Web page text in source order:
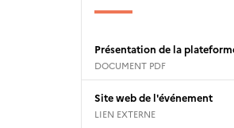
Présentation de la
DOCUMENT PDF
Site web de l'événement
LIEN EXTERNE